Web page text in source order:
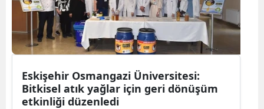
Eskişehir Osmangazi Üniversitesi:
Bitkisel atık yağlar için geri dönüşüm
etkinliği düzenledi